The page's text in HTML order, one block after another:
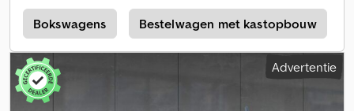
vrachtwagenregistratie, USB-aansluiting, roetfilter, reservewiel
met goede profiel, parkeersensoren achter, KeyFree-systeem,
bandenspanningscontrolesysteem, aandrijflijn:
vierwielaandrijving, knie-airbag bestuurderszijde, verwarmde
voorruit, digitale radio-ontvangst (DAB), automatische transmissie
- type: 10R80, Ford navigatiesysteem met AppLink, ruitenwisser
met regensensor, lichtmetalen velgen, spatborden achter,
Bokswagens Bestelwagen met kastopbouw
Advertentie